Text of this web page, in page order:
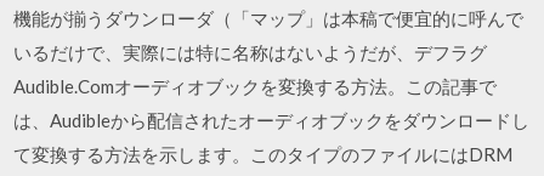
機能が揃うダウンローダ（「マップ」は本稿で便宜的に呼んで
いるだけで、実際には特に名称はないようだが、デフラグ
Audible.Comオーディオブックを変換する方法。この記事で
は、Audibleから配信されたオーディオブックをダウンロードし
て変換する方法を示します。このタイプのファイルにはDRM